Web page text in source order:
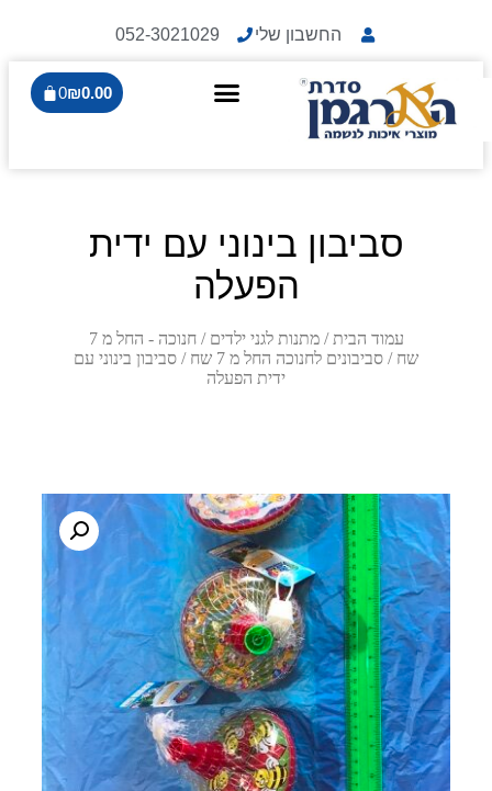
החשבון שלי 052-3021029
₪0.00
0
סביבון בינוני עם ידית
הפעלה
עמוד הבית /מתנות לגני ילדים /
חנוכה - החל מ 7
שח / סביבונים לחנוכה החל מ 7 שח
/ סביבון בינוני עם
ידית הפעלה